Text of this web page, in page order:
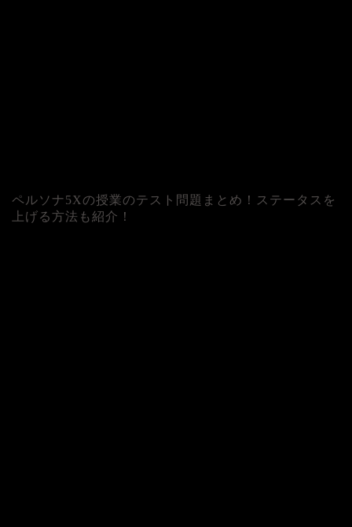
ペルソナ5Xの授業のテスト問題まとめ！ステータスを
上げる方法も紹介！